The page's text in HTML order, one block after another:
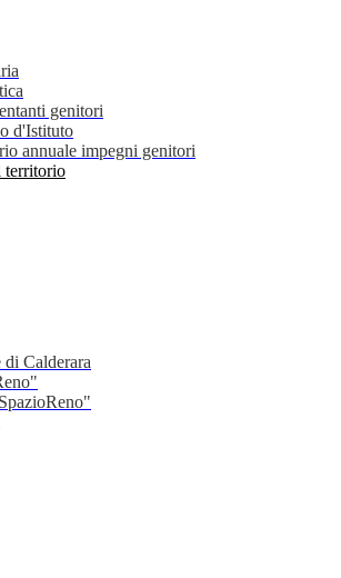
genitori
d'Istituto
annuale impegni genitori
territorio
di Calderara